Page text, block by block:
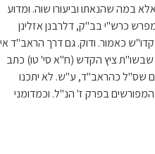
במה שהנאתו וביעורו שוה. ומדוע
כרש"י בב"ק, דלרבנן אזלינן
כאמור. ודוק. גם דרך הראב"ד אי
ציץ הקדש (ח"א סי' טו) כתב
שס"ל כהראב"ד, ע"ש. לא יתכנו
בפרק ז' הנ"ל. וכמדומני